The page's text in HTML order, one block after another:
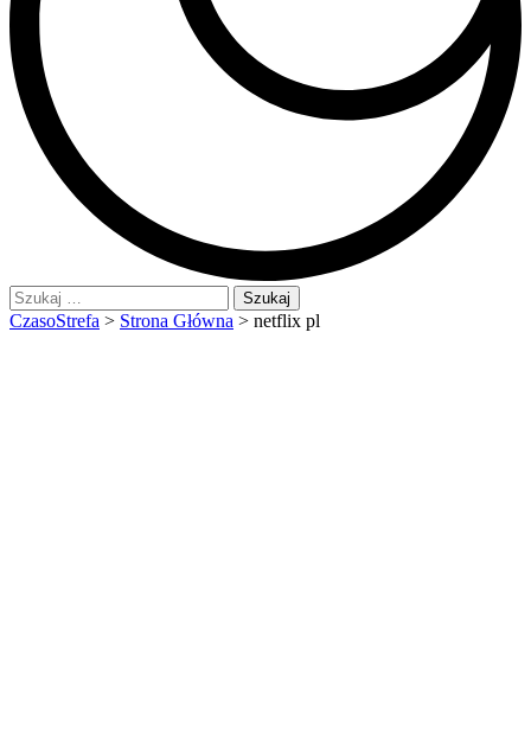
Szukaj:
CzasoStrefa > Strona Główna > netflix pl